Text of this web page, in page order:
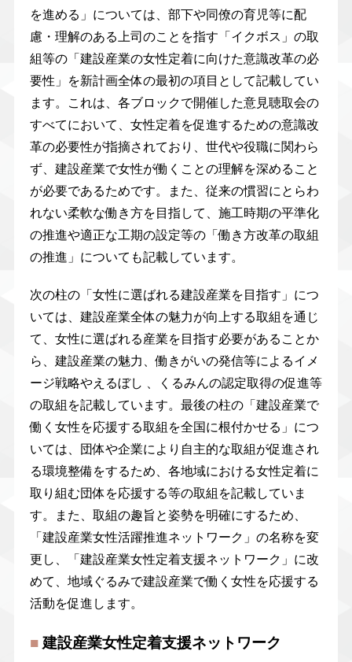
を進める」については、部下や同僚の育児等に配
慮・理解のある上司のことを指す「イクボス」の取
組等の「建設産業の女性定着に向けた意識改革の必
要性」を新計画全体の最初の項目として記載してい
ます。これは、各ブロックで開催した意見聴取会の
すべてにおいて、女性定着を促進するための意識改
革の必要性が指摘されており、世代や役職に関わら
ず、建設産業で女性が働くことの理解を深めること
が必要であるためです。また、従来の慣習にとらわ
れない柔軟な働き方を目指して、施工時期の平準化
の推進や適正な工期の設定等の「働き方改革の取組
の推進」についても記載しています。
次の柱の「女性に選ばれる建設産業を目指す」につ
いては、建設産業全体の魅力が向上する取組を通じ
て、女性に選ばれる産業を目指す必要があることか
ら、建設産業の魅力、働きがいの発信等によるイメ
ージ戦略やえるぼし 、くるみんの認定取得の促進等
の取組を記載しています。最後の柱の「建設産業で
働く女性を応援する取組を全国に根付かせる」につ
いては、団体や企業により自主的な取組が促進され
る環境整備をするため、各地域における女性定着に
取り組む団体を応援する等の取組を記載していま
す。また、取組の趣旨と姿勢を明確にするため、
「建設産業女性活躍推進ネットワーク」の名称を変
更し、「建設産業女性定着支援ネットワーク」に改
めて、地域ぐるみで建設産業で働く女性を応援する
活動を促進します。
■建設産業女性定着支援ネットワーク